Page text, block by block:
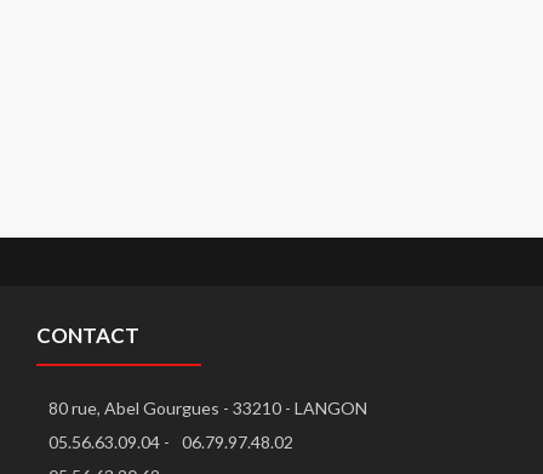
CONTACT
80 rue, Abel Gourgues - 33210 - LANGON
05.56.63.09.04 -
06.79.97.48.02